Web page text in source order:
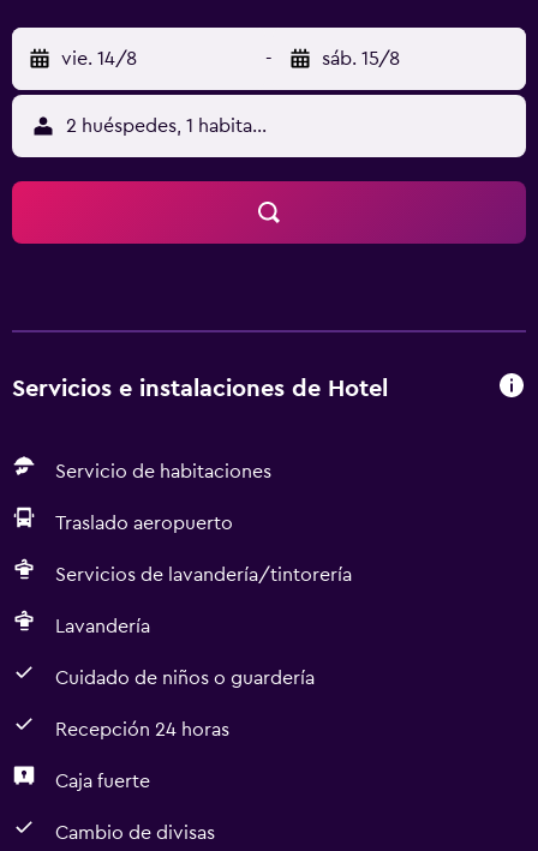
vie. 14/8 - sáb. 15/8
2 huéspedes, 1 habitación
Servicios e instalaciones de Hotel
Servicio de habitaciones
Traslado aeropuerto
Servicios de lavandería/tintorería
Lavandería
Cuidado de niños o guardería
Recepción 24 horas
Caja fuerte
Cambio de divisas